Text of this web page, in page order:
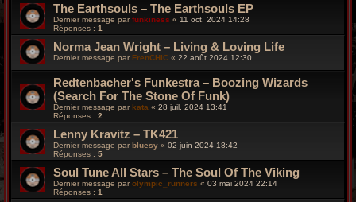
The Earthsouls – The Earthsouls EP
Dernier message parfunkiness « 11 oct. 2024 14:28
Réponses : 1
Norma Jean Wright – Living & Loving Life
Dernier message par FrenCHIC « 22 août 2024 12:30
Redtenbacher's Funkestra – Boozing Wizards
(Search For The Stone Of Funk)
Dernier message par kata « 28 juil. 2024 13:41
Réponses : 2
Lenny Kravitz – TK421
Dernier message par bluesy « 02 juin 2024 18:42
Réponses : 5
Soul Tune All Stars – The Soul Of The Viking
Dernier message parolympic_runners « 03 mai 2024 22:14
Réponses : 1